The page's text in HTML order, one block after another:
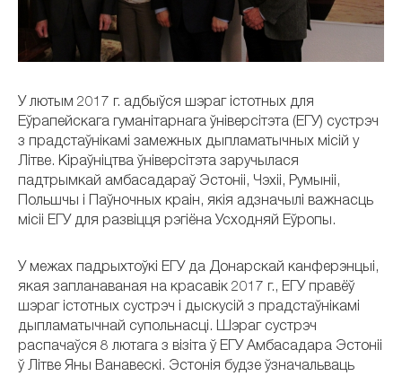
У лютым 2017 г. адбыўся шэраг істотных для
Еўрапейскага гуманітарнага ўніверсітэта (ЕГУ) сустрэч
з прадстаўнікамі замежных дыпламатычных місій у
Літве. Кіраўніцтва ўніверсітэта заручылася
падтрымкай амбасадараў Эстоніі, Чэхіі, Румыніі,
Польшчы і Паўночных краін, якія адзначылі важнасць
місіі ЕГУ для развіцця рэгіёна Усходняй Еўропы.
У межах падрыхтоўкі ЕГУ да Донарскай канферэнцыі,
якая запланаваная на красавік 2017 г., ЕГУ правёў
шэраг істотных сустрэч і дыскусій з прадстаўнікамі
дыпламатычнай супольнасці. Шэраг сустрэч
распачаўся 8 лютага з візіта ў ЕГУ Амбасадара Эстоніі
ў Літве Яны Ванавескі. Эстонія будзе ўзначальваць